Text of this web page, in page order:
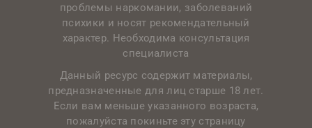
проблемы наркомании, заболеваний
психики и носят рекомендательный
характер. Необходима консультация
специалиста
Данный ресурс содержит материалы,
предназначенные для лиц старше 18 лет.
Если вам меньше указанного возраста,
пожалуйста покиньте эту страницу